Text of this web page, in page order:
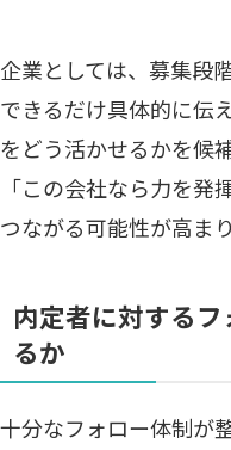
企業としては、募集段
できるだけ具体的に伝
をどう活かせるかを候
「この会社なら力を
つながる可能性が高まり
内定者に対する
るか
十分なフォロー体制が